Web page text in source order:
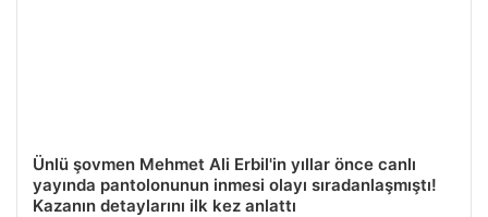
Ünlü şovmen Mehmet Ali Erbil'in yıllar önce canlı
yayında pantolonunun inmesi olayı sıradanlaşmıştı!
Kazanın detaylarını ilk kez anlattı